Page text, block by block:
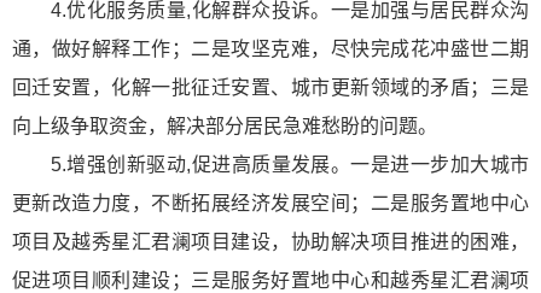
4.优化服务质量,化解群众投诉。一是加强与居民群众沟
通，做好解释工作；二是攻坚克难，尽快完成花冲盛世二期
回迁安置，化解一批征迁安置、城市更新领域的矛盾；三是
向上级争取资金，解决部分居民急难愁盼的问题。
5.增强创新驱动,促进高质量发展。一是进一步加大城市
更新改造力度，不断拓展经济发展空间；二是服务置地中心
项目及越秀星汇君澜项目建设，协助解决项目推进的困难，
促进项目顺利建设；三是服务好置地中心和越秀星汇君澜项